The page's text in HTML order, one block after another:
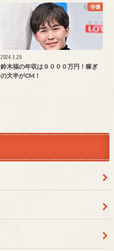
俳優
2024.3.20
鈴木福の年収は９０００万円！稼ぎ
の大半がCM！